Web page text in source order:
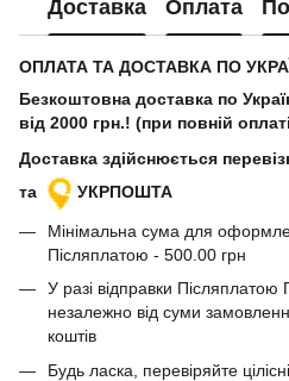
Доставка Оплата
ОПЛАТА ТА ДОСТАВКА ПО
Безкоштовна доставка по
від 2000 грн.! (при повній
Доставка здійснюється
та
УКРПОШТА
Мінімальна сума для
Післяплатою - 500.00 грн
У разі відправки
незалежно від суми
коштів
Будь ласка, перевіряйте